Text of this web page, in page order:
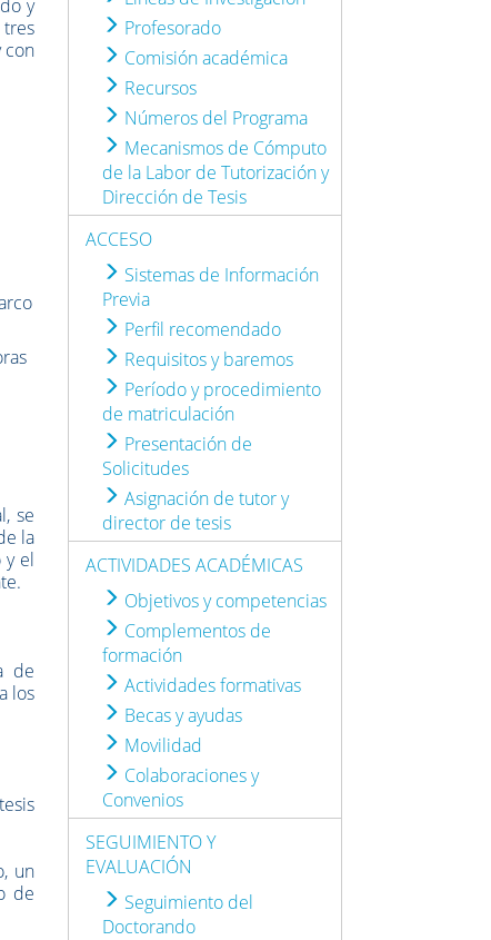
y
con
se
la
y el
de
los
un
de
Profesorado
Comisión académica
Recursos
Números del Programa
Mecanismos de Cómputo
de la Labor de Tutorización y
Dirección de Tesis
ACCESO
Sistemas de Información
Previa
Perfil recomendado
Requisitos y baremos
Período y procedimiento
de matriculación
Presentación de
Solicitudes
Asignación de tutor y
director de tesis
ACTIVIDADES ACADÉMICAS
Objetivos y competencias
Complementos de
formación
Actividades formativas
Becas y ayudas
Movilidad
Colaboraciones y
Convenios
SEGUIMIENTO Y
EVALUACIÓN
Seguimiento del
Doctorando